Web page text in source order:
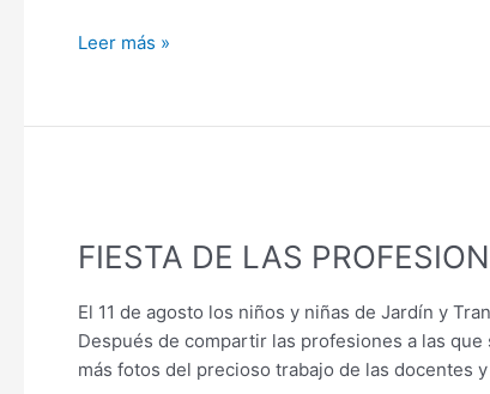
Leer más »
FIESTA DE LAS
El 11 de agosto los niños y niñas de Jardín y
Después de compartir las profesiones a las
más fotos del precioso trabajo de las docentes
LAS
EN
PREESCOLAR